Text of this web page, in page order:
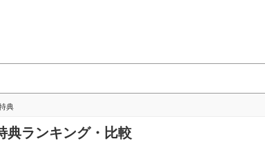
典
典ランキング・比較